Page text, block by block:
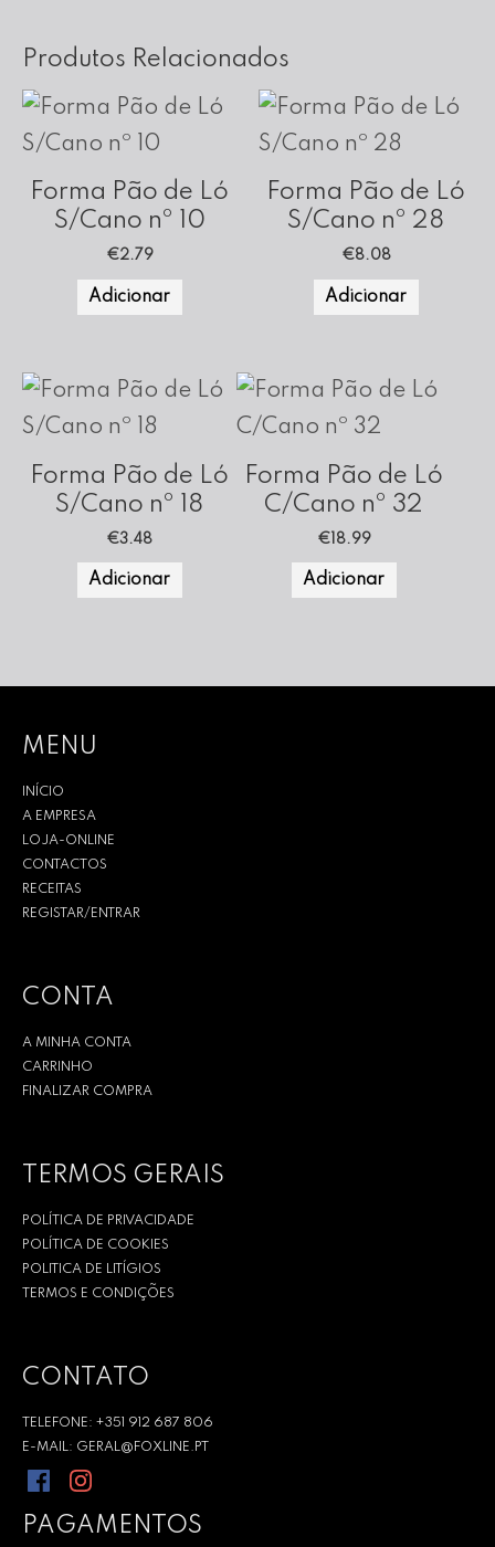
Produtos Relacionados
Forma Pão de Ló
S/Cano nº 10
€2.79
Adicionar
Forma Pão de Ló
S/Cano nº 28
€8.08
Adicionar
Forma Pão de Ló
S/Cano nº 18
€3.48
Adicionar
Forma Pão de Ló
C/Cano nº 32
€18.99
Adicionar
MENU
INÍCIO
A EMPRESA
LOJA-ONLINE
CONTACTOS
RECEITAS
REGISTAR/ENTRAR
CONTA
A MINHA CONTA
CARRINHO
FINALIZAR COMPRA
TERMOS GERAIS
POLÍTICA DE PRIVACIDADE
POLÍTICA DE COOKIES
POLITICA DE LITÍGIOS
TERMOS E CONDIÇÕES
CONTATO
TELEFONE: +351 912 687 806
E-MAIL: GERAL@FOXLINE.PT
PAGAMENTOS